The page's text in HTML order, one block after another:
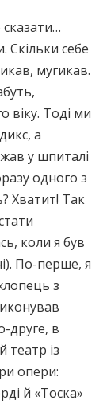
Скільки себе
мугикав.
віку. Тоді ми
а
у шпиталі
одного з
Хватит! Так
коли я був
По-перше, я
з
друге, в
із
опери:
й «Тоска»